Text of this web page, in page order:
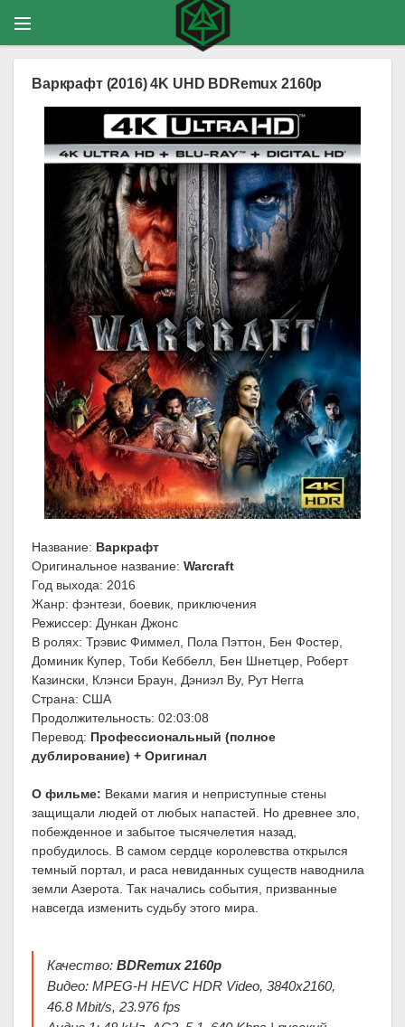
Варкрафт (2016) 4K UHD BDRemux 2160p
Название: Варкрафт
Оригинальное название: Warcraft
Год выхода: 2016
Жанр: фэнтези, боевик, приключения
Режиссер: Дункан Джонс
В ролях: Трэвис Фиммел, Пола Пэттон, Бен Фостер,
Доминик Купер, Тоби Кеббелл, Бен Шнетцер, Роберт
Казински, Клэнси Браун, Дэниэл Ву, Рут Негга
Страна: США
Продолжительность: 02:03:08
Перевод: Профессиональный (полное
дублирование) + Оригинал
О фильме: Веками магия и неприступные стены
защищали людей от любых напастей. Но древнее зло,
побежденное и забытое тысячелетия назад,
пробудилось. В самом сердце королевства открылся
темный портал, и раса невиданных существ наводнила
земли Азерота. Так начались события, призванные
навсегда изменить судьбу этого мира.
Качество:BDRemux 2160p
Видео: MPEG-H HEVC HDR Video, 3840x2160,
46.8 Mbit/s, 23.976 fps